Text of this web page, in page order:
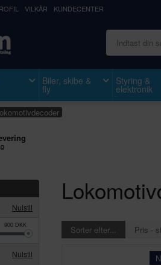
VILKÅR KUNDECENTER
Biler, skibe &
fly
Styring &
elektronik
Nulstil
900DKK
Nulstil
Sorter efter... Pris -